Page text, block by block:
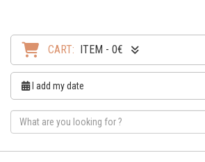
CART: ITEM - 0€
I add my date